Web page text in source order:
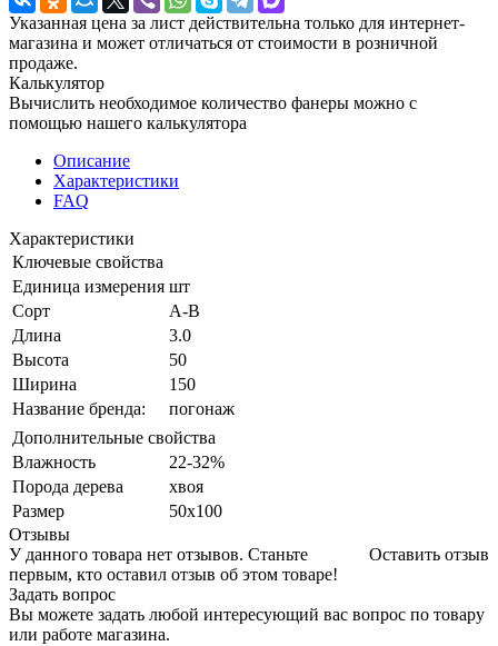
Указанная цена за лист действительна только для интернет-
магазина и может отличаться от стоимости в розничной
продаже.
Калькулятор
Вычислить необходимое количество фанеры можно с
помощью нашего калькулятора
Описание
Характеристики
FAQ
Характеристики
Ключевые свойства
Единица измерения шт
Сорт
А-В
Длина
3.0
Высота
50
Ширина
150
Название бренда:
погонаж
Дополнительные свойства
Влажность
22-32%
Порода дерева
хвоя
Размер
50х100
Отзывы
Оставить отзыв
У данного товара нет отзывов. Станьте
первым, кто оставил отзыв об этом товаре!
Задать вопрос
Вы можете задать любой интересующий вас вопрос по товару
или работе магазина.